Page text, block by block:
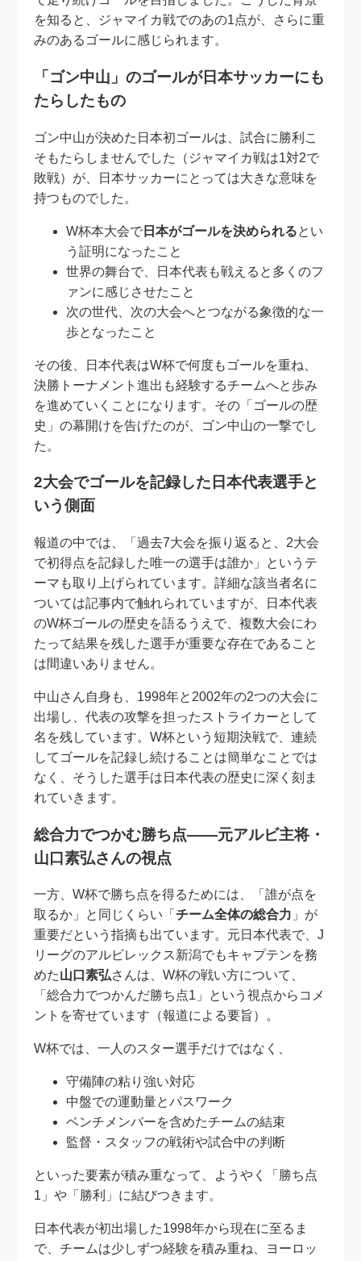
を知ると、ジャマイカ戦でのあの1点が、さらに重
みのあるゴールに感じられます。
「ゴン中山」のゴールが日本サッカーにも
たらしたもの
ゴン中山が決めた日本初ゴールは、試合に勝利こ
そもたらしませんでした（ジャマイカ戦は1対2で
敗戦）が、日本サッカーにとっては大きな意味を
持つものでした。
W杯本大会で 日本がゴールを決められるとい
う証明になったこと
世界の舞台で、日本代表も戦えると多くのフ
ァンに感じさせたこと
次の世代、次の大会へとつながる象徴的な一
歩となったこと
その後、日本代表はW杯で何度もゴールを重ね、
決勝トーナメント進出も経験するチームへと歩み
を進めていくことになります。その「ゴールの歴
史」の幕開けを告げたのが、ゴン中山の一撃でし
た。
2大会でゴールを記録した日本代表選手と
いう側面
報道の中では、「過去7大会を振り返ると、2大会
で初得点を記録した唯一の選手は誰か」というテ
ーマも取り上げられています。詳細な該当者名に
ついては記事内で触れられていますが、日本代表
のW杯ゴールの歴史を語るうえで、複数大会にわ
たって結果を残した選手が重要な存在であること
は間違いありません。
中山さん自身も、1998年と2002年の2つの大会に
出場し、代表の攻撃を担ったストライカーとして
名を残しています。W杯という短期決戦で、連続
してゴールを記録し続けることは簡単なことでは
なく、そうした選手は日本代表の歴史に深く刻ま
れていきます。
総合力でつかむ勝ち点――元アルビ主将・
山口素弘さんの視点
一方、W杯で勝ち点を得るためには、「誰が点を
取るか」と同じくらい「チーム全体の総合力 」が
重要だという指摘も出ています。元日本代表で、J
リーグのアルビレックス新潟でもキャプテンを務
めた山口素弘さんは、W杯の戦い方について、
「総合力でつかんだ勝ち点1」という視点からコメ
ントを寄せています（報道による要旨）。
W杯では、一人のスター選手だけではなく、
守備陣の粘り強い対応
中盤での運動量とパスワーク
ベンチメンバーを含めたチームの結束
監督・スタッフの戦術や試合中の判断
といった要素が積み重なって、ようやく「勝ち点
1」や「勝利」に結びつきます。
日本代表が初出場した1998年から現在に至るま
で、チームは少しずつ経験を積み重ね、ヨーロッ